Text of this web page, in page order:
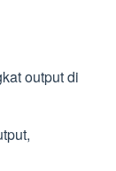
output di